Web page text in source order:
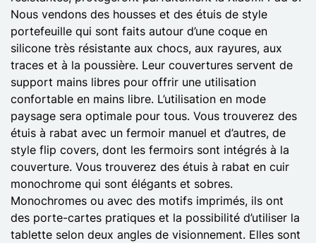
Nous vendons des housses et des étuis de style
portefeuille qui sont faits autour d’une coque en
silicone très résistante aux chocs, aux rayures, aux
traces et à la poussière. Leur couvertures servent de
support mains libres pour offrir une utilisation
confortable en mains libre. L’utilisation en mode
paysage sera optimale pour tous. Vous trouverez des
étuis à rabat avec un fermoir manuel et d’autres, de
style flip covers, dont les fermoirs sont intégrés à la
couverture. Vous trouverez des étuis à rabat en cuir
monochrome qui sont élégants et sobres.
Monochromes ou avec des motifs imprimés, ils ont
des porte-cartes pratiques et la possibilité d’utiliser la
tablette selon deux angles de visionnement. Elles sont